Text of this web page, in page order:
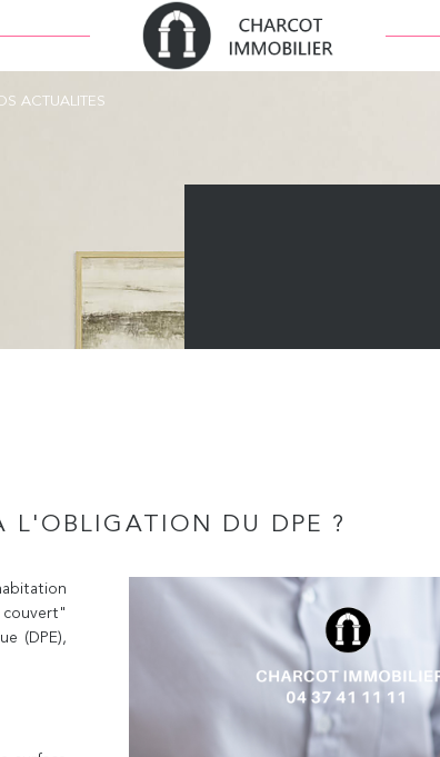
ACTUALITES
L'OBLIGATION DU DPE ?
(DPE),